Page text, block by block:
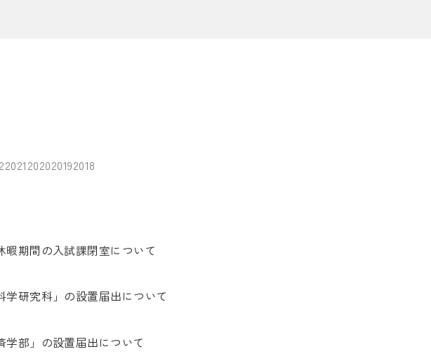
2021202020192018
暇期間の入試課閉室について
学研究科」の設置届出について
学部」の設置届出について